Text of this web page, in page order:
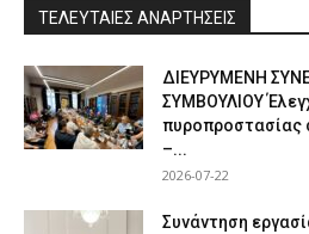
ΤΕΛΕΥΤΑΙΕΣ ΑΝΑΡΤΗΣΕΙΣ
ΔΙΕΥΡΥΜΕΝΗ
ΣΥΜΒΟΥΛΙΟΥ
πυροπροστασίας
–...
2026-07-22
Συνάντηση